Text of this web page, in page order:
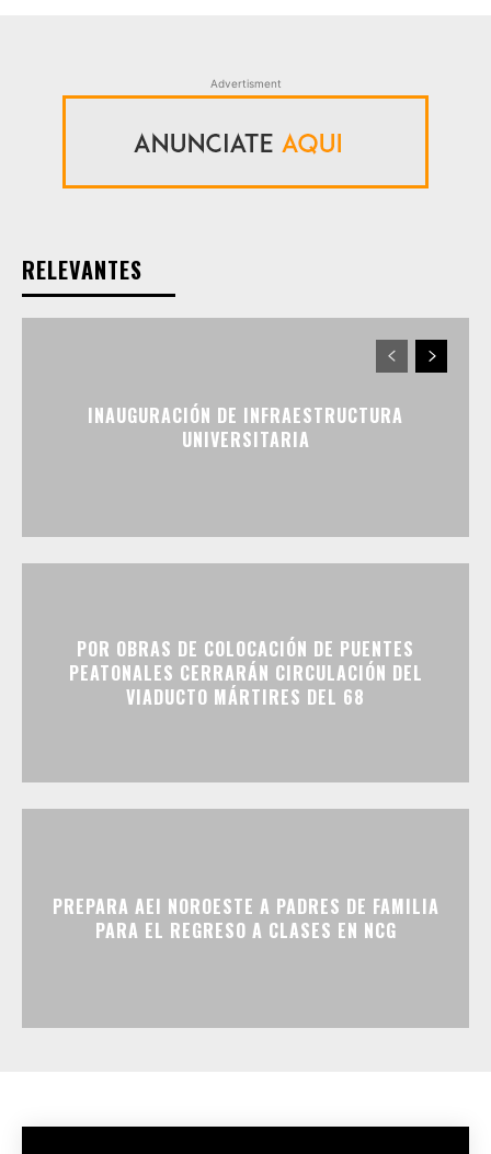
Advertisment
RELEVANTES
INAUGURACIÓN DE INFRAESTRUCTURA
UNIVERSITARIA
POR OBRAS DE COLOCACIÓN DE PUENTES
PEATONALES CERRARÁN CIRCULACIÓN DEL
VIADUCTO MÁRTIRES DEL 68
PREPARA AEI NOROESTE A PADRES DE FAMILIA
PARA EL REGRESO A CLASES EN NCG